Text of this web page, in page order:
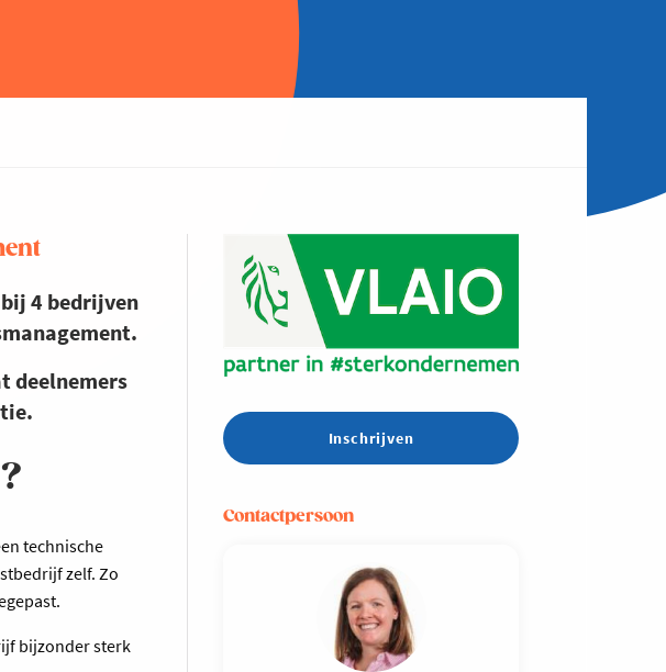
4 bedrijven
deelnemers
technische
zelf. Zo
bijzonder sterk
Inschrijven
Contactpersoon